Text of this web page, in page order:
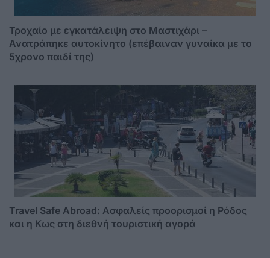
Τροχαίο με εγκατάλειψη στο Μαστιχάρι –
Ανατράπηκε αυτοκίνητο (επέβαιναν γυναίκα με το
5χρονο παιδί της)
Travel Safe Abroad: Ασφαλείς προορισμοί η Ρόδος
και η Κως στη διεθνή τουριστική αγορά